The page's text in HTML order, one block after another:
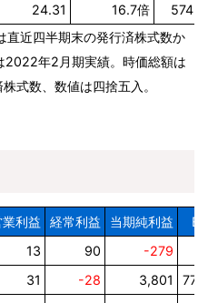
24.31 16.7倍
近四半期末の発行済株式数か
2022年2月期実績。時価総額は
式数、数値は四捨五入。
業利益 経常利益 当期純利益
13 90
-279
31 -28 3,801